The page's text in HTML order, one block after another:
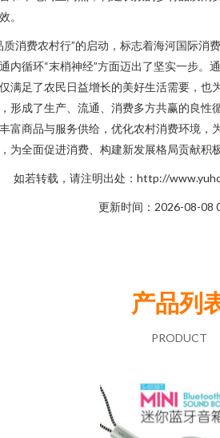
。
质消费农村行”的启动，标志着海河国际消
内循环“末梢神经”方面迈出了坚实一步。
满足了农民日益增长的美好生活需要，也
形成了生产、流通、消费多方共赢的良性
富商品与服务供给，优化农村消费环境，
为全面促进消费、构建新发展格局贡献积极
如若转载，请注明出处：http://
更新时间：2026-08-08
产品列
PRODUCT